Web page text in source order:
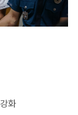
화